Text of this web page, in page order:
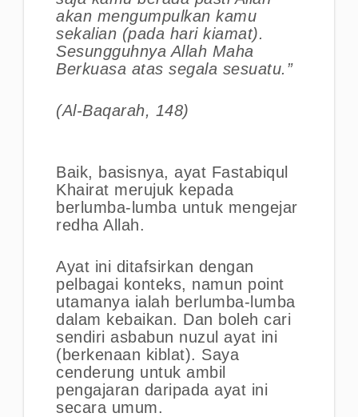
akan mengumpulkan kamu
sekalian (pada hari kiamat).
Sesungguhnya Allah Maha
Berkuasa atas segala sesuatu.”
(Al-Baqarah, 148)
Baik, basisnya, ayat Fastabiqul
Khairat merujuk kepada
berlumba-lumba untuk mengejar
redha Allah.
Ayat ini ditafsirkan dengan
pelbagai konteks, namun point
utamanya ialah berlumba-lumba
dalam kebaikan. Dan boleh cari
sendiri asbabun nuzul ayat ini
(berkenaan kiblat). Saya
cenderung untuk ambil
pengajaran daripada ayat ini
secara umum.